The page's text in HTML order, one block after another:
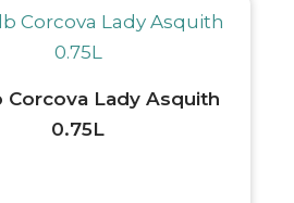
Corcova Lady Asquith
0.75L